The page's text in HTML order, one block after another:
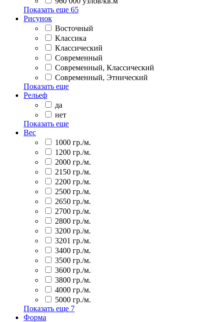
Показать еще 65
Рисунок
Восточный
Классика
Классический
Современный
Современный, Классический
Современный, Этнический
Показать еще
Рельеф
да
нет
Показать еще
Вес
1000 гр./м.
1200 гр./м.
2000 гр./м.
2150 гр./м.
2200 гр./м.
2500 гр./м.
2650 гр./м.
2700 гр./м.
2800 гр./м.
3200 гр./м.
3201 гр./м.
3400 гр./м.
3500 гр./м.
3600 гр./м.
3800 гр./м.
4000 гр./м.
5000 гр./м.
Показать еще 7
Форма